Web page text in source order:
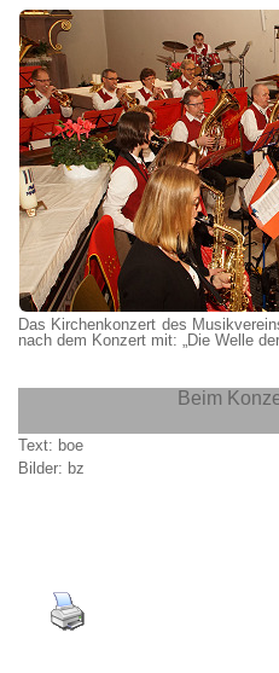
Das Kirchenkonzert des
nach dem Konzert mit: „Die Welle
Beim
Text: boe
Bilder: bz